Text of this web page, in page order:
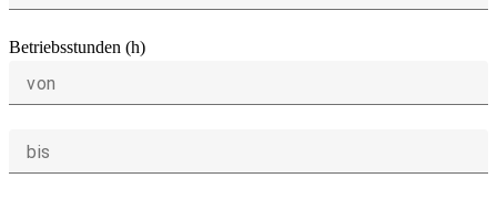
Betriebsstunden (h)
von
bis